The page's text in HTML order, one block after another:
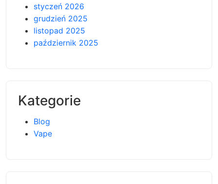
styczeń 2026
grudzień 2025
listopad 2025
październik 2025
Kategorie
Blog
Vape